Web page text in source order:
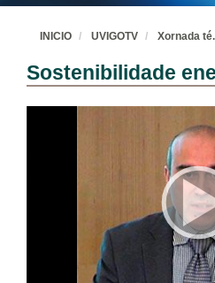
INICIO UVIGOTV Xornada té
Sostenibilidade